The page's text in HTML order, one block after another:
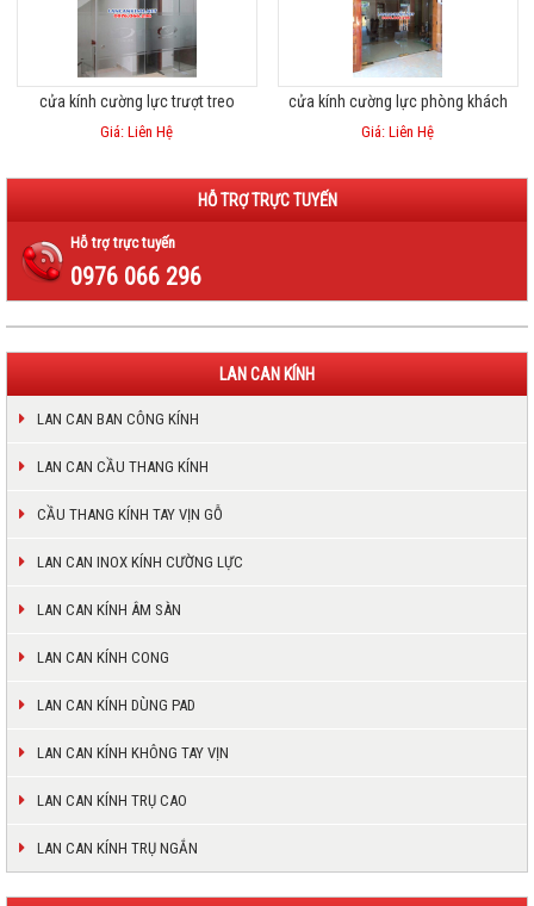
cửa kính cường lực trượt treo
Giá: Liên Hệ
cửa kính cường lực phòng khách
Giá: Liên Hệ
HỖ TRỢ TRỰC TUYẾN
Hỗ trợ trực tuyến
0976 066 296
LAN CAN KÍNH
LAN CAN BAN CÔNG KÍNH
LAN CAN CẦU THANG KÍNH
CẦU THANG KÍNH TAY VỊN GỖ
LAN CAN INOX KÍNH CƯỜNG LỰC
LAN CAN KÍNH ÂM SÀN
LAN CAN KÍNH CONG
LAN CAN KÍNH DÙNG PAD
LAN CAN KÍNH KHÔNG TAY VỊN
LAN CAN KÍNH TRỤ CAO
LAN CAN KÍNH TRỤ NGẮN